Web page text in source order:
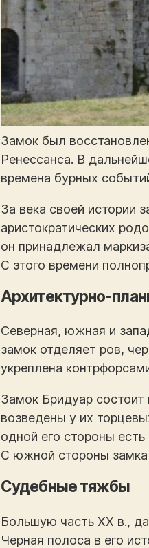
Замок был
Ренессанса. В
времена бурных
За века своей истории
аристократических
он принадлежал
С этого времени
Архитектурно-
Северная, южная и
замок отделяет ров,
укреплена
Замок Бридуар
возведены у их
одной его стороны
С южной стороны замка
Судебные тяжбы
Большую часть XX в.,
Черная полоса в его